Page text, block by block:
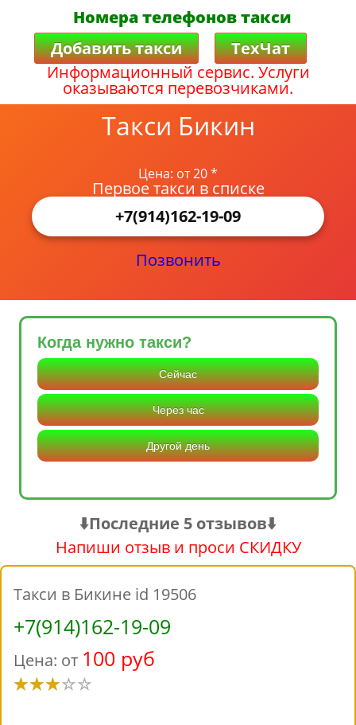
Номера телефонов такси
Добавить такси
ТехЧат
Информационный сервис. Услуги
оказываются перевозчиками.
Такси Бикин
Цена: от 20 *
Первое такси в списке
+7(914)162-19-09
Позвонить
Когда нужно такси?
Сейчас
Через час
Другой день
⬇️Последние 5 отзывов⬇️
Напиши отзыв и проси СКИДКУ
Такси в Бикине id 19506
+7(914)162-19-09
Цена: от 100 руб